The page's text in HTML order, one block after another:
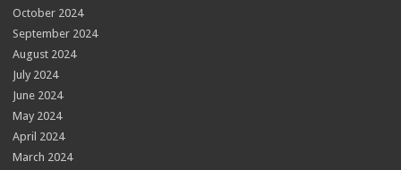
October 2024
September 2024
August 2024
July 2024
June 2024
May 2024
April 2024
March 2024